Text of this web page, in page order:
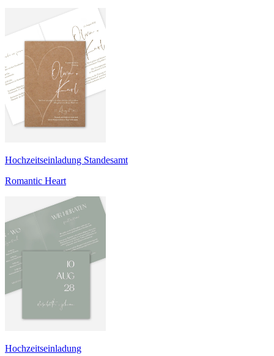
Hochzeitseinladung Standesamt
Romantic Heart
Hochzeitseinladung